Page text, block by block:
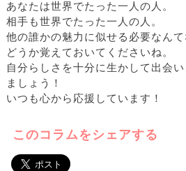
あなたは世界でたった一人の人。
相手も世界でたった一人の人。
他の誰かの魅力に似せる必要なん
どうか覚えておいてくださいね。
自分らしさを十分に生かして出会
ましょう！
いつも心から応援しています！
このコラムをシェアする